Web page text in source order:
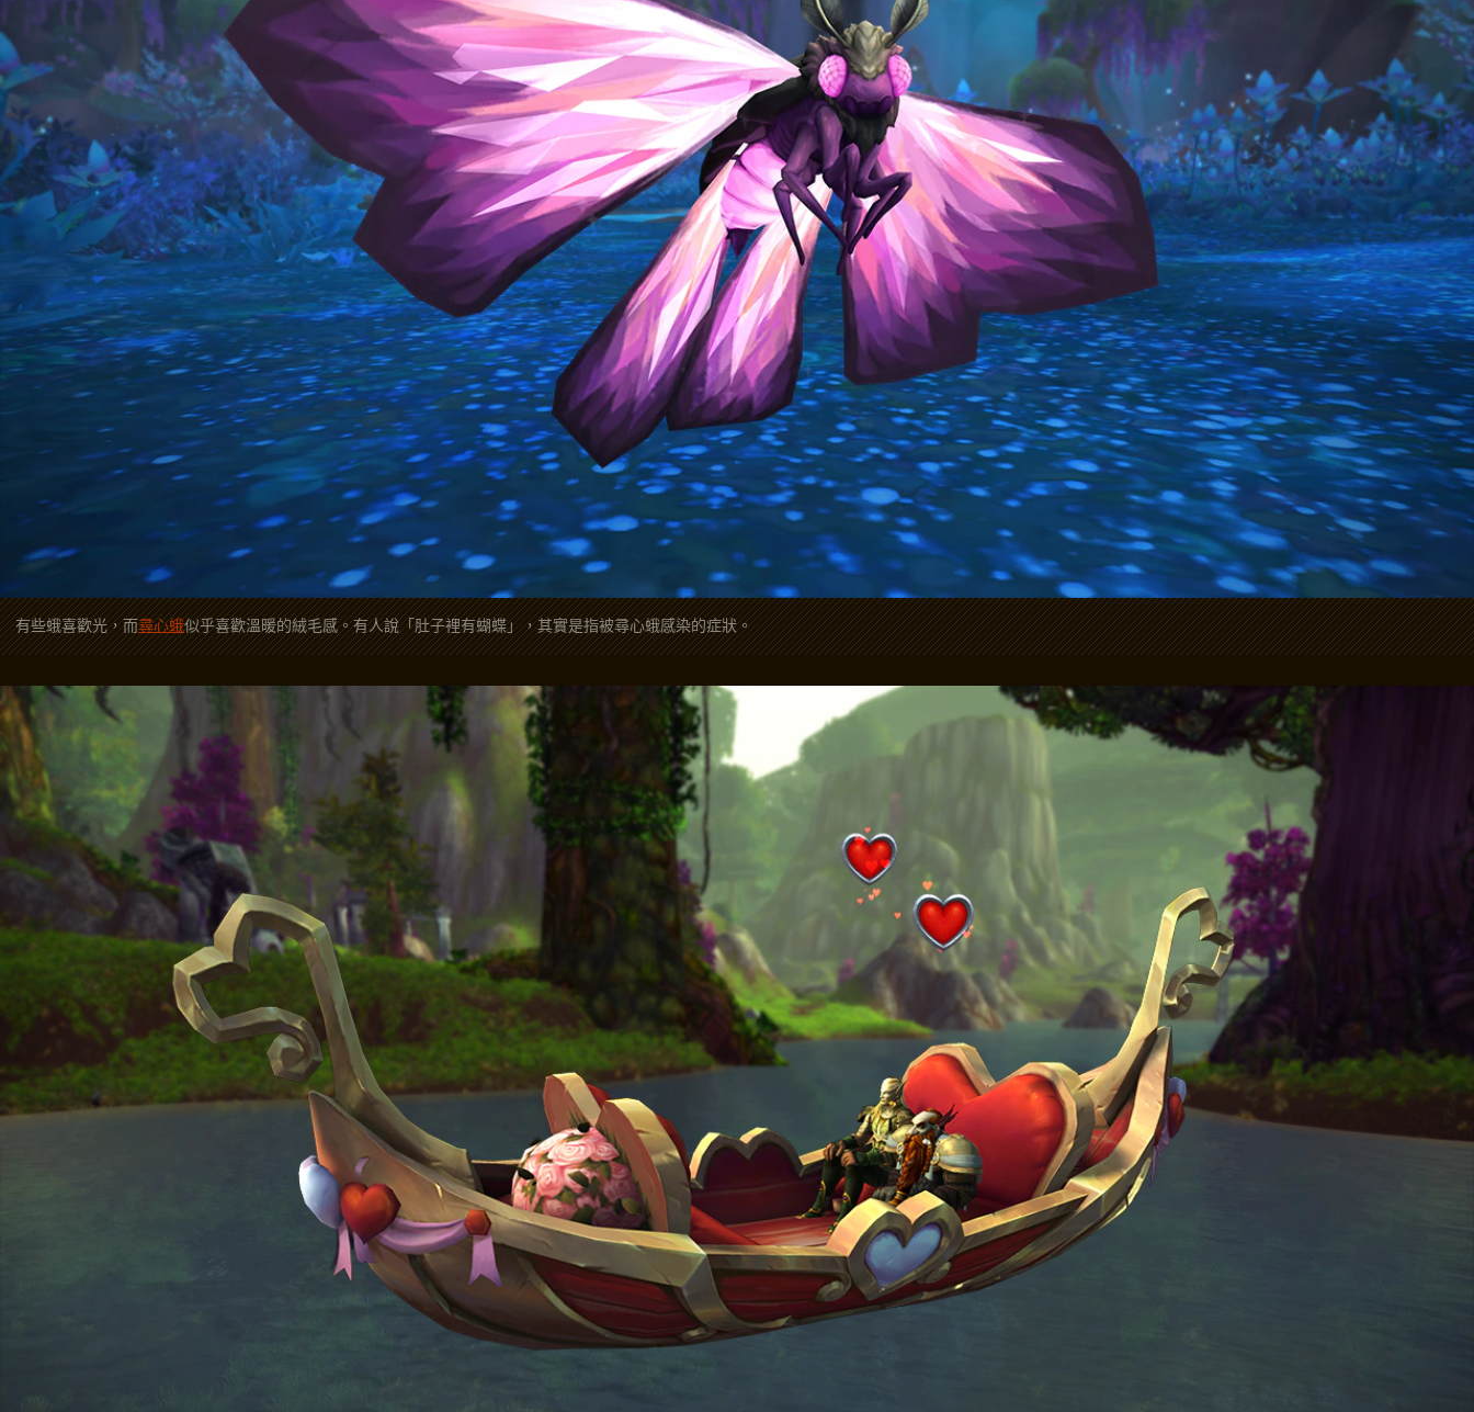
有些蛾喜歡光，而尋心蛾似乎喜歡溫暖的絨毛感。有人說「肚子裡有蝴蝶」，其實是指被尋心蛾感染的症狀。